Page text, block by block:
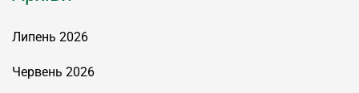
Липень 2026
Червень 2026